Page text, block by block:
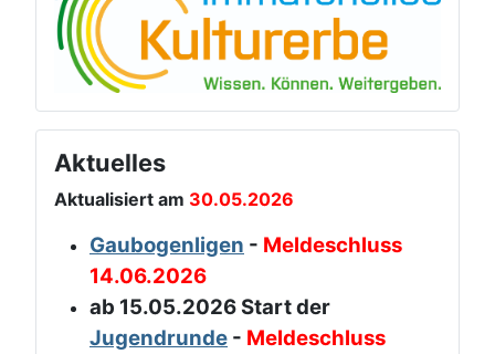
Aktuelles
Aktualisiert am 30.05.2026
Gaubogenligen - Meldeschluss
14.06.2026
ab 15.05.2026 Start der
Jugendrunde - Meldeschluss